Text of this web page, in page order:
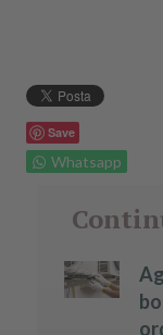
Save
Whatsapp